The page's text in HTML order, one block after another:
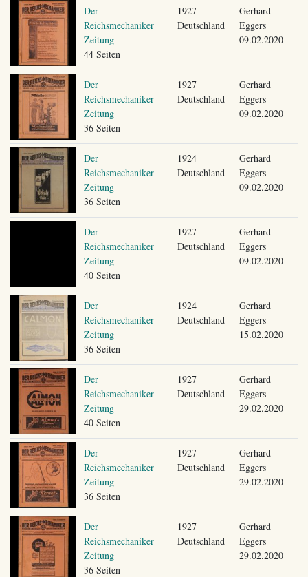
Der
Reichsmechaniker
Zeitung
44 Seiten
1927
Deutschland
Gerhard
Eggers
09.02.2020
Der
Reichsmechaniker
Zeitung
36 Seiten
1927
Deutschland
Gerhard
Eggers
09.02.2020
Der
Reichsmechaniker
Zeitung
36 Seiten
1924
Deutschland
Gerhard
Eggers
09.02.2020
Der
Reichsmechaniker
Zeitung
40 Seiten
1927
Deutschland
Gerhard
Eggers
09.02.2020
Der
Reichsmechaniker
Zeitung
36 Seiten
1924
Deutschland
Gerhard
Eggers
15.02.2020
Der
Reichsmechaniker
Zeitung
40 Seiten
1927
Deutschland
Gerhard
Eggers
29.02.2020
Der
Reichsmechaniker
Zeitung
36 Seiten
1927
Deutschland
Gerhard
Eggers
29.02.2020
Der
Reichsmechaniker
Zeitung
36 Seiten
1927
Deutschland
Gerhard
Eggers
29.02.2020